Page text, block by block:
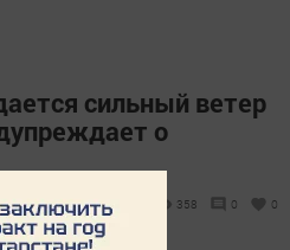
сильный ветер
о
2026 - 07:05 358 0 0